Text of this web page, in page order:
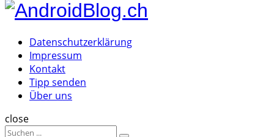
Datenschutzerklärung
Impressum
Kontakt
Tipp senden
Über uns
Suche
close
Sucheergebnisse